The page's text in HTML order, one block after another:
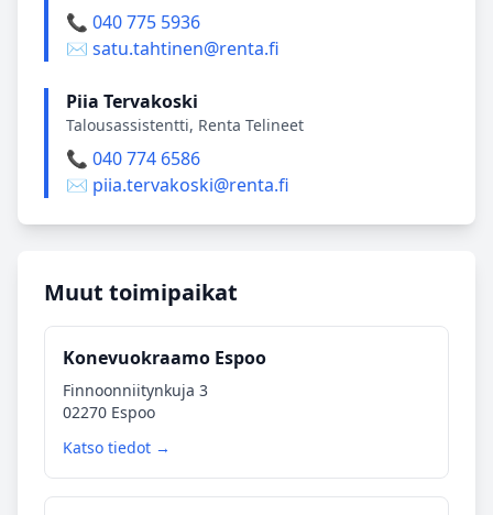
📞 040 775 5936
✉️ satu.tahtinen@renta.fi
Piia Tervakoski
Talousassistentti, Renta Telineet
📞 040 774 6586
✉️ piia.tervakoski@renta.fi
Muut toimipaikat
Konevuokraamo Espoo
Finnoonniitynkuja 3
02270 Espoo
Katso tiedot →